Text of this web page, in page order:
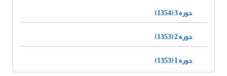
دوره 3 (1354)
دوره 2 (1353)
دوره 1 (1353)